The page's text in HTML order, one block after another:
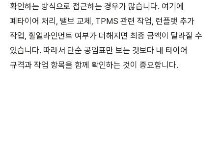
확인하는 방식으로 접근하는 경우가 많습니다. 여기에
폐타이어 처리, 밸브 교체, TPMS 관련 작업, 런플랫 추가
작업, 휠얼라인먼트 여부가 더해지면 최종 금액이 달라질 수
있습니다. 따라서 단순 공임표만 보는 것보다 내 타이어
규격과 작업 항목을 함께 확인하는 것이 중요합니다.